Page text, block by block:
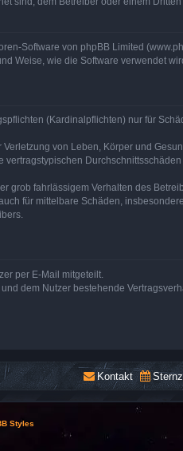
Software von phpBB Limited
Weise, wie die Software verwendet
(Kardinalpflichten) nur für
von Leben, Körper und
fahrlässigem Verhalten des
für mittelbare Schäden,
per E-Mail mitgeteilt.
dem Nutzer bestehende
Kontakt
Styles